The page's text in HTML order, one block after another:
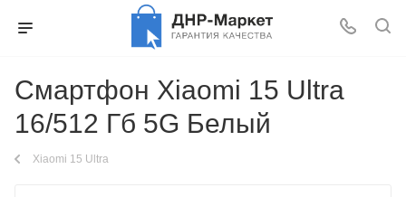
Смартфон Xiaomi 15 Ultra
16/512 Гб 5G Белый
Xiaomi 15 Ultra